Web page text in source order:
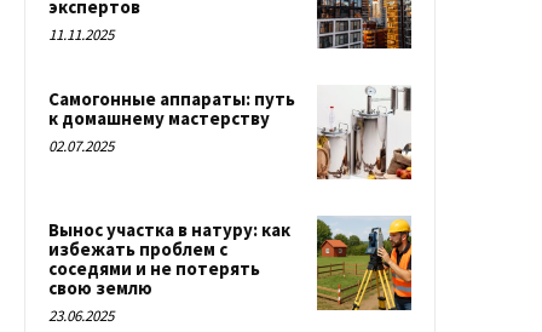
экспертов
11.11.2025
Самогонные аппараты: путь
к домашнему мастерству
02.07.2025
Вынос участка в натуру: как
избежать проблем с
соседями и не потерять
свою землю
23.06.2025